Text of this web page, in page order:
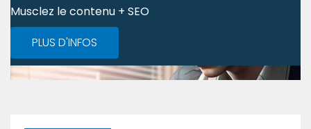
Musclez le contenu + SEO
PLUS D'INFOS